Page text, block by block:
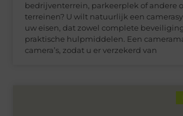
bedrijventerrein, parkeerplek of andere
terreinen? U wilt natuurlijk een
uw eisen, dat zowel complete
praktische hulpmiddelen. Een
camera’s, zodat u er verzekerd van